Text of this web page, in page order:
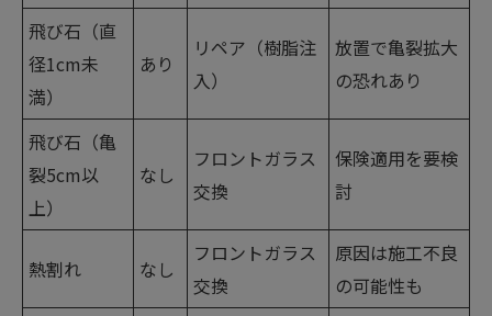
飛び石（直
径1cm未
満）
あり
リペア（樹脂注
入）
放置で亀裂拡大
の恐れあり
飛び石（亀
裂5cm以
上）
なし
フロントガラス
交換
保険適用を要検
討
熱割れ なし
フロントガラス
交換
原因は施工不良
の可能性も